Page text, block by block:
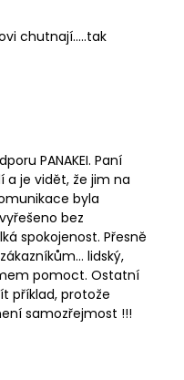
chutnají.....tak
PANAKEI. Paní
je vidět, že jim na
byla
bez
spokojenost. Přesně
lidský,
pomoct. Ostatní
příklad, protože
samozřejmost !!!